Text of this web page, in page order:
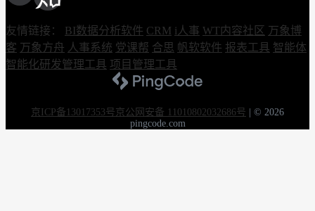
友情链接： BI数据分析软件 CRM i人事 WT内容社区 万象博
客 万象方舟 人事系统 党课帮 合思 帆软软件 报表工具 智能体
智能化研发管理工具 项目管理工具
京ICP备13017353号京公网安备 11010802032686号
© 2026
pingcode.com